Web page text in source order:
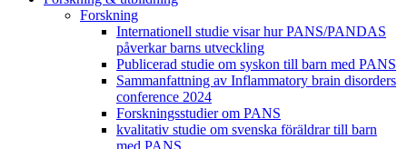
Forskning
Internationell studie visar hur PANS/PANDAS
påverkar barns utveckling
Publicerad studie om syskon till barn med PANS
Sammanfattning av Inflammatory brain disorders
conference 2024
Forskningsstudier om PANS
kvalitativ studie om svenska föräldrar till barn
med PANS